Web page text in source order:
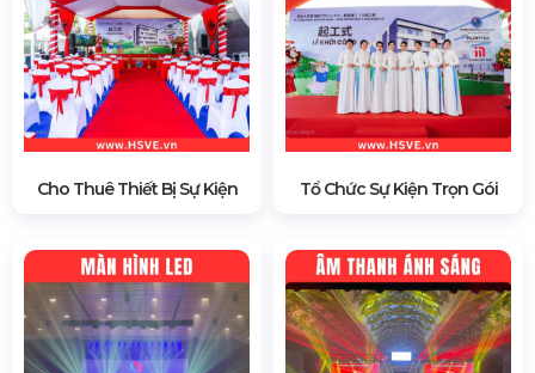
Cho Thuê Thiết Bị Sự Kiện Tổ Chức Sự Kiện Trọn Gói